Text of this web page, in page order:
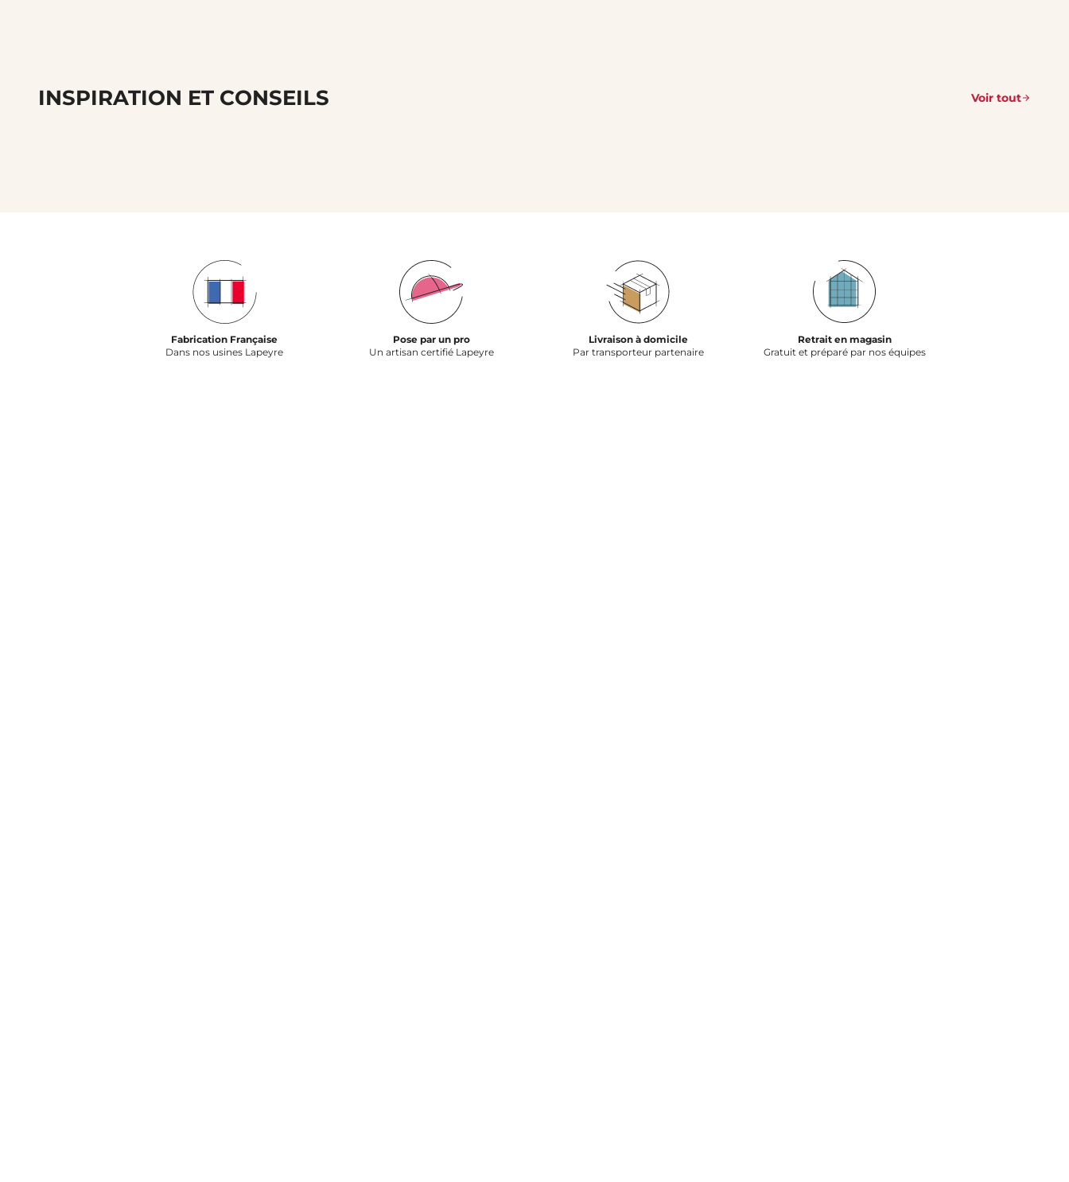
INSPIRATION ET CONSEILS Voir tout
Fabrication Française
Dans nos usines Lapeyre
Pose par un pro
Un artisan certifié Lapeyre
Livraison à domicile
Par transporteur partenaire
Retrait en magasin
Gratuit et préparé par nos équipes